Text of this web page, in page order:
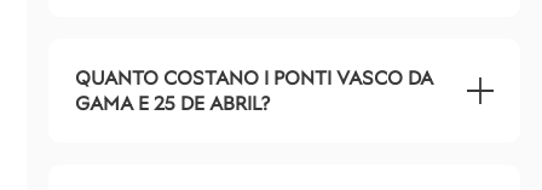
QUANTO COSTANO I PONTI VASCO DA
GAMA E 25 DE ABRIL?